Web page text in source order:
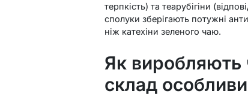
терпкість) та теарубігіни
сполуки зберігають потужні
ніж катехіни зеленого чаю.
Як виробляють
склад